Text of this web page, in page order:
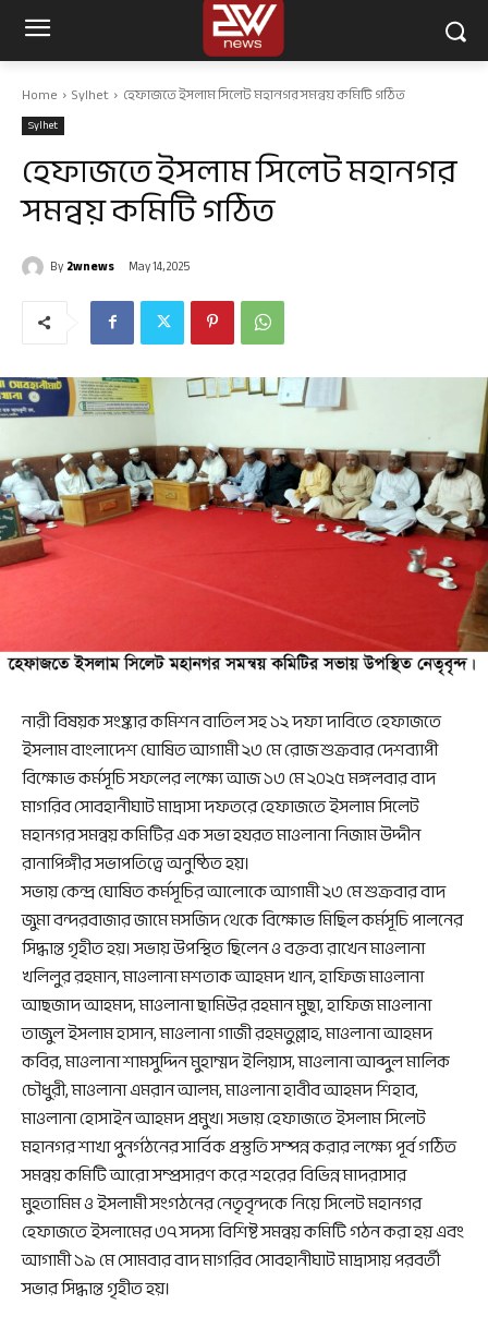
Home Sylhet হেফাজতে ইসলাম সিলেট মহানগর সমন্বয় কমিটি গঠিত
Sylhet
হেফাজতে ইসলাম সিলেট মহানগর
সমন্বয় কমিটি গঠিত
By2wnews May 14, 2025
নারী বিষয়ক সংষ্কার কমিশন বাতিল সহ ১২ দফা দাবিতে হেফাজতে
ইসলাম বাংলাদেশ ঘোষিত আগামী ২৩ মে রোজ শুক্রবার দেশব্যাপী
বিক্ষোভ কর্মসূচি সফলের লক্ষ্যে আজ ১৩ মে ২০২৫ মঙ্গলবার বাদ
মাগরিব সোবহানীঘাট মাদ্রাসা দফতরে হেফাজতে ইসলাম সিলেট
মহানগর সমন্বয় কমিটির এক সভা হযরত মাওলানা নিজাম উদ্দীন
রানাপিঙ্গীর সভাপতিত্বে অনুষ্ঠিত হয়।
সভায় কেন্দ্র ঘোষিত কর্মসূচির আলোকে আগামী ২৩ মে শুক্রবার বাদ
জুমা বন্দরবাজার জামে মসজিদ থেকে বিক্ষোভ মিছিল কর্মসূচি পালনের
সিদ্ধান্ত গৃহীত হয়। সভায় উপস্থিত ছিলেন ও বক্তব্য রাখেন মাওলানা
খলিলুর রহমান, মাওলানা মশতাক আহমদ খান, হাফিজ মাওলানা
আছজাদ আহমদ, মাওলানা ছামিউর রহমান মুছা, হাফিজ মাওলানা
তাজুল ইসলাম হাসান, মাওলানা গাজী রহমতুল্লাহ, মাওলানা আহমদ
কবির, মাওলানা শামসুদ্দিন মুহাম্মদ ইলিয়াস, মাওলানা আব্দুল মালিক
চৌধুরী, মাওলানা এমরান আলম, মাওলানা হাবীব আহমদ শিহাব,
মাওলানা হোসাইন আহমদ প্রমুখ। সভায় হেফাজতে ইসলাম সিলেট
মহানগর শাখা পুনর্গঠনের সার্বিক প্রস্তুতি সম্পন্ন করার লক্ষ্যে পূর্ব গঠিত
সমন্বয় কমিটি আরো সম্প্রসারণ করে শহরের বিভিন্ন মাদরাসার
মুহতামিম ও ইসলামী সংগঠনের নেতৃবৃন্দকে নিয়ে সিলেট মহানগর
হেফাজতে ইসলামের ৩৭ সদস্য বিশিষ্ট সমন্বয় কমিটি গঠন করা হয় এবং
আগামী ১৯ মে সোমবার বাদ মাগরিব সোবহানীঘাট মাদ্রাসায় পরবর্তী
সভার সিদ্ধান্ত গৃহীত হয়।